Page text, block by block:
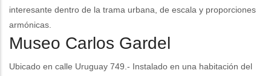
interesante dentro de la trama urbana, de escala y proporciones
armónicas.
Museo Carlos Gardel
Ubicado en calle Uruguay 749.- Instalado en una habitación del